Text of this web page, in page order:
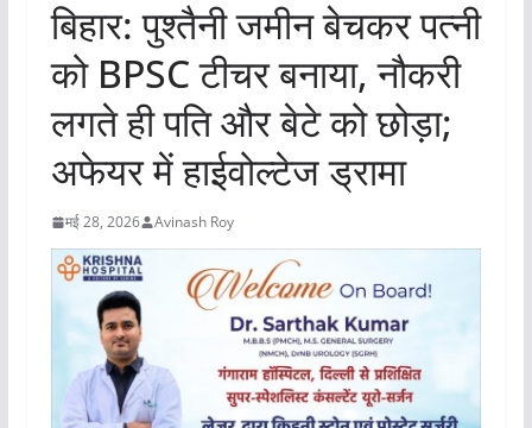
बिहार: पुश्तैनी जमीन बेचकर पत्नी
को BPSC टीचर बनाया, नौकरी
लगते ही पति और बेटे को छोड़ा;
अफेयर में हाईवोल्टेज ड्रामा
मई 28, 2026 Avinash Roy